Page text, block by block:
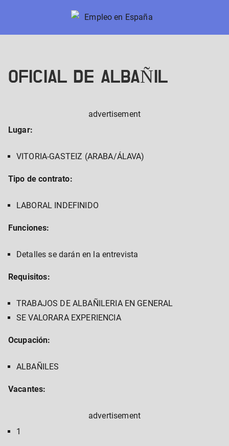
content
Empleo en España
OFICIAL DE ALBAÑIL
advertisement
Lugar:
VITORIA-GASTEIZ (ARABA/ÁLAVA)
Tipo de contrato:
LABORAL INDEFINIDO
Funciones:
Detalles se darán en la entrevista
Requisitos:
TRABAJOS DE ALBAÑILERIA EN GENERAL
SE VALORARA EXPERIENCIA
Ocupación:
ALBAÑILES
Vacantes:
advertisement
1